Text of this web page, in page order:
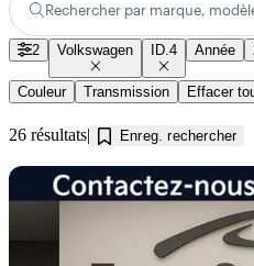
Rechercher par marque,
2 Volkswagen ID.4 Année
Couleur Transmission Effacer
26 résultats Enreg. rechercher